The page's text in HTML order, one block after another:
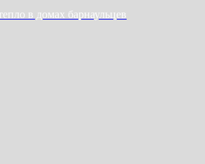
в домах барнаульцев